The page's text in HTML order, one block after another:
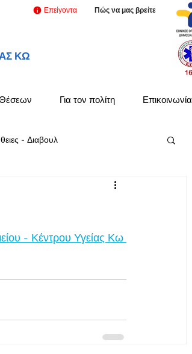
ΚΩ
Επείγοντα Πώς να μας βρείτε
Για τον πολίτη Επικοινωνία
- Διαβουλ
- Κέντρου Υγείας Κω